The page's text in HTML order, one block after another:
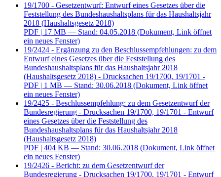
19/1700 - Gesetzentwurf: Entwurf eines Gesetzes über die
Feststellung des Bundeshaushaltsplans für das Haushaltsjahr
2018 (Haushaltsgesetz 2018)
PDF | 17 MB — Stand: 04.05.2018 (Dokument, Link öffnet
ein neues Fenster)
19/2424 - Ergänzung zu den Beschlussempfehlungen: zu dem
Entwurf eines Gesetzes über die Feststellung des
Bundeshaushaltsplans für das Haushaltsjahr 2018
(Haushaltsgesetz 2018) - Drucksachen 19/1700, 19/1701 -
PDF | 1 MB — Stand: 30.06.2018 (Dokument, Link öffnet
ein neues Fenster)
19/2425 - Beschlussempfehlung: zu dem Gesetzentwurf der
Bundesregierung - Drucksachen 19/1700, 19/1701 - Entwurf
eines Gesetzes über die Feststellung des
Bundeshaushaltsplans für das Haushaltsjahr 2018
(Haushaltsgesetz 2018)
PDF | 404 KB — Stand: 30.06.2018 (Dokument, Link öffnet
ein neues Fenster)
19/2426 - Bericht: zu dem Gesetzentwurf der
Bundesregierung - Drucksachen 19/1700, 19/1701 - Entwurf